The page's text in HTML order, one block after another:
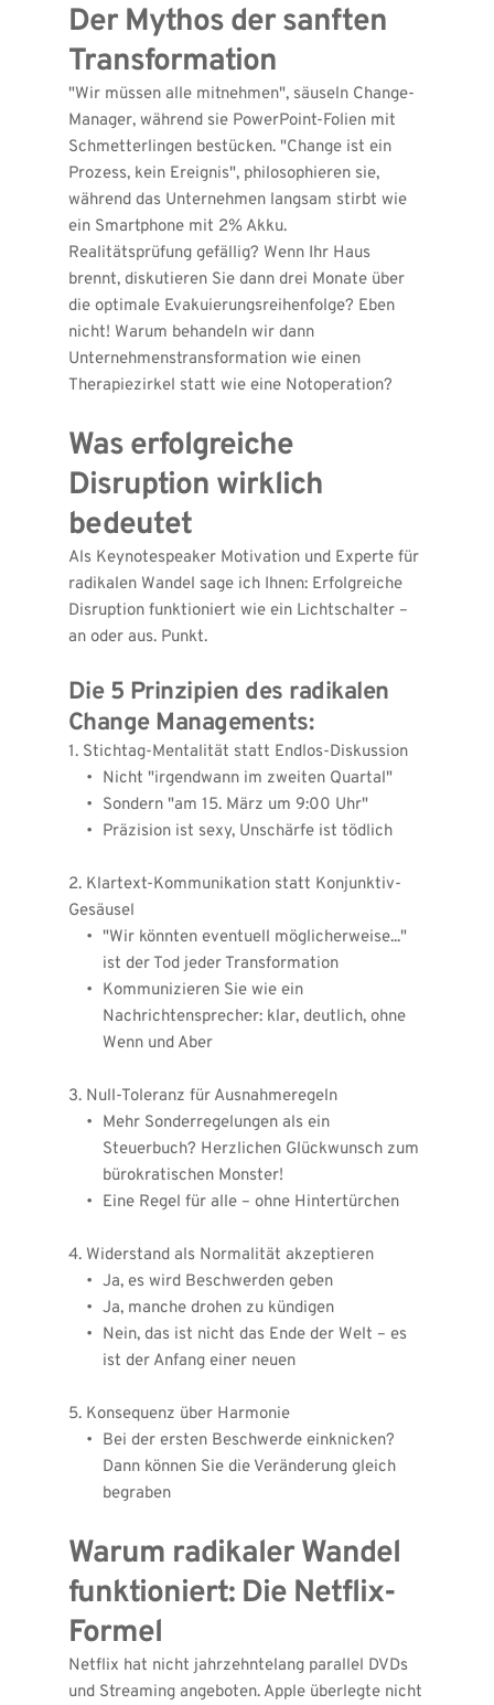
Der Mythos der sanften
Transformation
"Wir müssen alle mitnehmen", säuseln Change-
Manager, während sie PowerPoint-Folien mit
Schmetterlingen bestücken. "Change ist ein
Prozess, kein Ereignis", philosophieren sie,
während das Unternehmen langsam stirbt wie
ein Smartphone mit 2% Akku.
Realitätsprüfung gefällig? Wenn Ihr Haus
brennt, diskutieren Sie dann drei Monate über
die optimale Evakuierungsreihenfolge? Eben
nicht! Warum behandeln wir dann
Unternehmenstransformation wie einen
Therapiezirkel statt wie eine Notoperation?
Was erfolgreiche
Disruption wirklich
bedeutet
Als Keynotespeaker Motivation und Experte für
radikalen Wandel sage ich Ihnen: Erfolgreiche
Disruption funktioniert wie ein Lichtschalter –
an oder aus. Punkt.
Die 5 Prinzipien des radikalen
Change Managements:
1. Stichtag-Mentalität statt Endlos-Diskussion
Nicht "irgendwann im zweiten Quartal"
Sondern "am 15. März um 9:00 Uhr"
Präzision ist sexy, Unschärfe ist tödlich
2. Klartext-Kommunikation statt Konjunktiv-
Gesäusel
"Wir könnten eventuell möglicherweise..."
ist der Tod jeder Transformation
Kommunizieren Sie wie ein
Nachrichtensprecher: klar, deutlich, ohne
Wenn und Aber
3. Null-Toleranz für Ausnahmeregeln
Mehr Sonderregelungen als ein
Steuerbuch? Herzlichen Glückwunsch zum
bürokratischen Monster!
Eine Regel für alle – ohne Hintertürchen
4. Widerstand als Normalität akzeptieren
Ja, es wird Beschwerden geben
Ja, manche drohen zu kündigen
Nein, das ist nicht das Ende der Welt – es
ist der Anfang einer neuen
5. Konsequenz über Harmonie
Bei der ersten Beschwerde einknicken?
Dann können Sie die Veränderung gleich
begraben
Warum radikaler Wandel
funktioniert: Die Netflix-
Formel
Netflix hat nicht jahrzehntelang parallel DVDs
und Streaming angeboten. Apple überlegte nicht